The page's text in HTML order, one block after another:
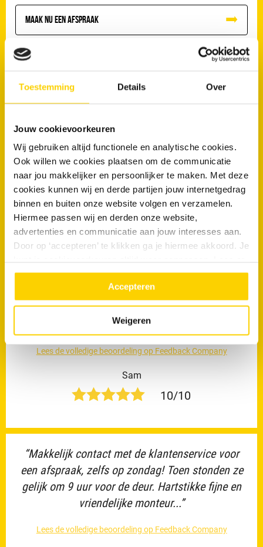
Toestemming Details Over
Jouw cookievoorkeuren
Wij gebruiken altijd functionele en analytische cookies.
Ook willen we cookies plaatsen om de communicatie
naar jou makkelijker en persoonlijker te maken. Met deze
cookies kunnen wij en derde partijen jouw internetgedrag
binnen en buiten onze website volgen en verzamelen.
Hiermee passen wij en derden onze website,
advertenties en communicatie aan jouw interesses aan.
Door op ‘accepteren’ te klikken ga je hiermee akkoord. Je
meer over in onsprivacy beleid.
Accepteren
Weigeren
Maak nu een afspraak
Kunnen wortels ook moderne rioolleidingen beschadigen?
Zijn er in Lopik specifieke omstandigheden die verstoppingen
kunnen veroorzaken?
Komen afvoerproblemen vaker voor in gestapelde bouw in
Lopik?
Hebben gemeentelijke bomen invloed op particuliere
rioolaansluitingen?
“Wat een fantastische monteur. Aardige man,
zeer behulpzaam en met goed advies. Beste
visitekaartje wat je kan hebben als bedrijf. Klein
puntje van verbetering: had gevraagd...”
Lees de volledige beoordeling op Feedback Company
Sam
10/10
“Makkelijk contact met de klantenservice voor
een afspraak, zelfs op zondag! Toen stonden ze
gelijk om 9 uur voor de deur. Hartstikke fijne en
vriendelijke monteur...”
Lees de volledige beoordeling op Feedback Company